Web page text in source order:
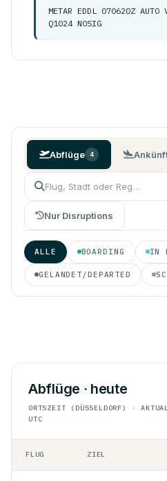
METAR EDDL 070620Z AUTO
Q1024 NOSIG
Abflüge 4
Nur Disruptions
ALLE BOARDING IN
GELANDET/DEPARTED
Abflüge · heute
ORTSZEIT (DÜSSELDORF) ·
UTC
FLUG ZIEL